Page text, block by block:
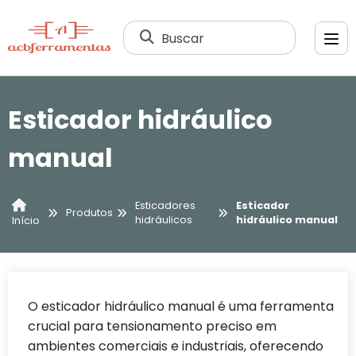
Buscar
Esticador hidráulico
manual
Início
Produtos
Esticadores
hidráulicos
Esticador
hidráulico manual
O esticador hidráulico manual é uma ferramenta
crucial para tensionamento preciso em
ambientes comerciais e industriais, oferecendo